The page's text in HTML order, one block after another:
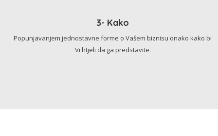
3- Kako
Popunjavanjem jednostavne forme o Vašem biznisu onako kako bi
Vi htjeli da ga predstavite.